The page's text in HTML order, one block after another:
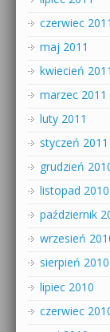
czerwiec 2011
maj 2011
kwiecień 2011
marzec 2011
luty 2011
styczeń 2011
grudzień
listopad 2010
październik
wrzesień
sierpień 2010
lipiec 2010
czerwiec